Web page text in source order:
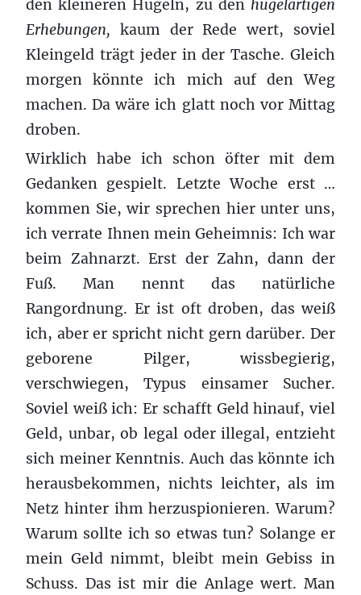
den kleineren Hügeln, zu den hügelartigen
Erhebungen, kaum der Rede wert, soviel
Kleingeld trägt jeder in der Tasche. Gleich
morgen könnte ich mich auf den Weg
machen. Da wäre ich glatt noch vor Mittag
droben.
Wirklich habe ich schon öfter mit dem
Gedanken gespielt. Letzte Woche erst …
kommen Sie, wir sprechen hier unter uns,
ich verrate Ihnen mein Geheimnis: Ich war
beim Zahnarzt. Erst der Zahn, dann der
Fuß. Man nennt das natürliche
Rangordnung. Er ist oft droben, das weiß
ich, aber er spricht nicht gern darüber. Der
geborene Pilger, wissbegierig,
verschwiegen, Typus einsamer Sucher.
Soviel weiß ich: Er schafft Geld hinauf, viel
Geld, unbar, ob legal oder illegal, entzieht
sich meiner Kenntnis. Auch das könnte ich
herausbekommen, nichts leichter, als im
Netz hinter ihm herzuspionieren. Warum?
Warum sollte ich so etwas tun? Solange er
mein Geld nimmt, bleibt mein Gebiss in
Schuss. Das ist mir die Anlage wert. Man